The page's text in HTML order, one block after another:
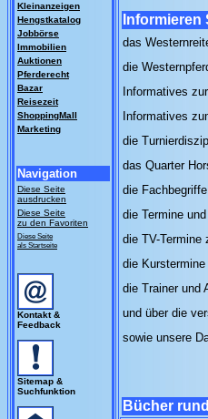
Kleinanzeigen
Hengstkatalog
Jobbörse
Immobilien
Auktionen
Pferderecht
Bazar
Reisezeit
ShoppingMall
Marketing
Navigation
Diese Seite
ausdrucken
Diese Seite
zu den Favoriten
Diese Seite
als Startseite
Kontakt &
Feedback
Sitemap &
Suchfunktion
das
die
Informatives
Informatives
die
das Quarter
die
die Termine
die TV-Termine
die
die Trainer und
und über die
sowie unsere
Bücher